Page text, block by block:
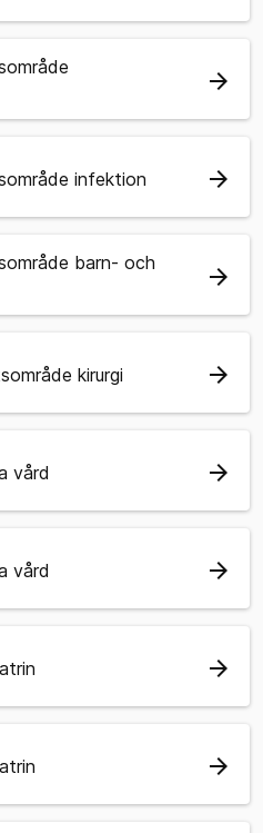
arrow_forward
infektion arrow_forward
barn- och
arrow_forward
kirurgi arrow_forward
vård arrow_forward
vård arrow_forward
arrow_forward
arrow_forward